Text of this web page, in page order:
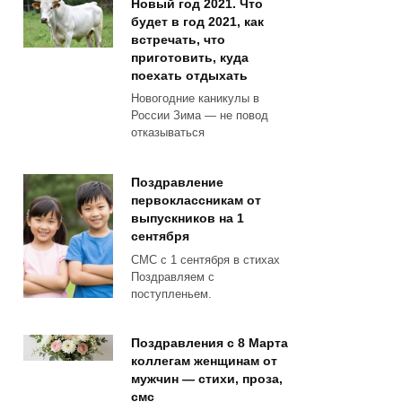
Новый год 2021. Что
будет в год 2021, как
встречать, что
приготовить, куда
поехать отдыхать
Новогодние каникулы в
России Зима — не повод
отказываться
Поздравление
первоклассникам от
выпускников на 1
сентября
СМС с 1 сентября в стихах
Поздравляем с
поступленьем.
Поздравления с 8 Марта
коллегам женщинам от
мужчин — стихи, проза,
смс